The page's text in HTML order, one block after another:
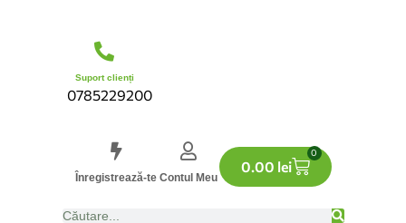
Suport clienți
0785229200
Înregistrează-te Contul Meu
0.00 lei
0